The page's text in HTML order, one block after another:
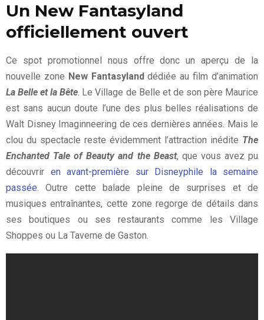
Un New Fantasyland
officiellement ouvert
Ce spot promotionnel nous offre donc un aperçu de la
nouvelle zone New Fantasyland dédiée au film d’animation
La Belle et la Bête. Le Village de Belle et de son père Maurice
est sans aucun doute l’une des plus belles réalisations de
Walt Disney Imaginneering de ces dernières années. Mais le
clou du spectacle reste évidemment l’attraction inédite The
Enchanted Tale of Beauty and the Beast, que vous avez pu
découvrir en avant-première sur Disneyphile la semaine
passée. Outre cette balade pleine de surprises et de
musiques entraînantes, cette zone regorge de détails dans
ses boutiques ou ses restaurants comme les Village
Shoppes ou La Taverne de Gaston.